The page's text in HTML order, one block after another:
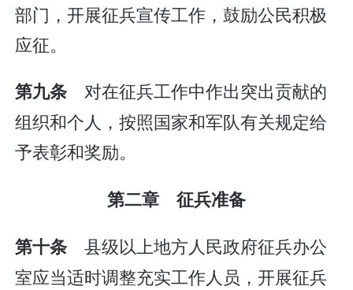
部门，开展征兵宣传工作，鼓励公民积极
应征。
第九条 对在征兵工作中作出突出贡献的
组织和个人，按照国家和军队有关规定给
予表彰和奖励。
第二章 征兵准备
第十条 县级以上地方人民政府征兵办公
室应当适时调整充实工作人员，开展征兵